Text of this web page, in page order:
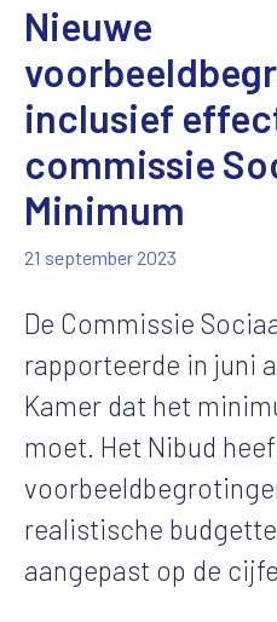
Nieuwe
inclusief
commissie
Minimum
21 september 2023
De Commissie
rapporteerde in juni
Kamer dat het
moet. Het Nibud
realistische
aangepast op de